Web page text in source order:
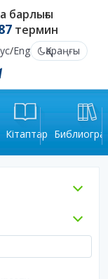
барлығы
термин
/Eng
Қараңғы
Кітаптар